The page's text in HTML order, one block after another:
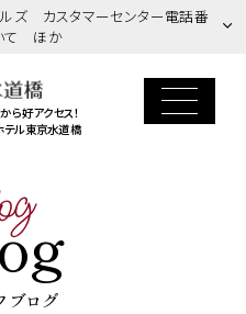
ルズ カスタマーセンター電話番
て ほか
ら好アクセス！
テル東京水道橋
ブログ